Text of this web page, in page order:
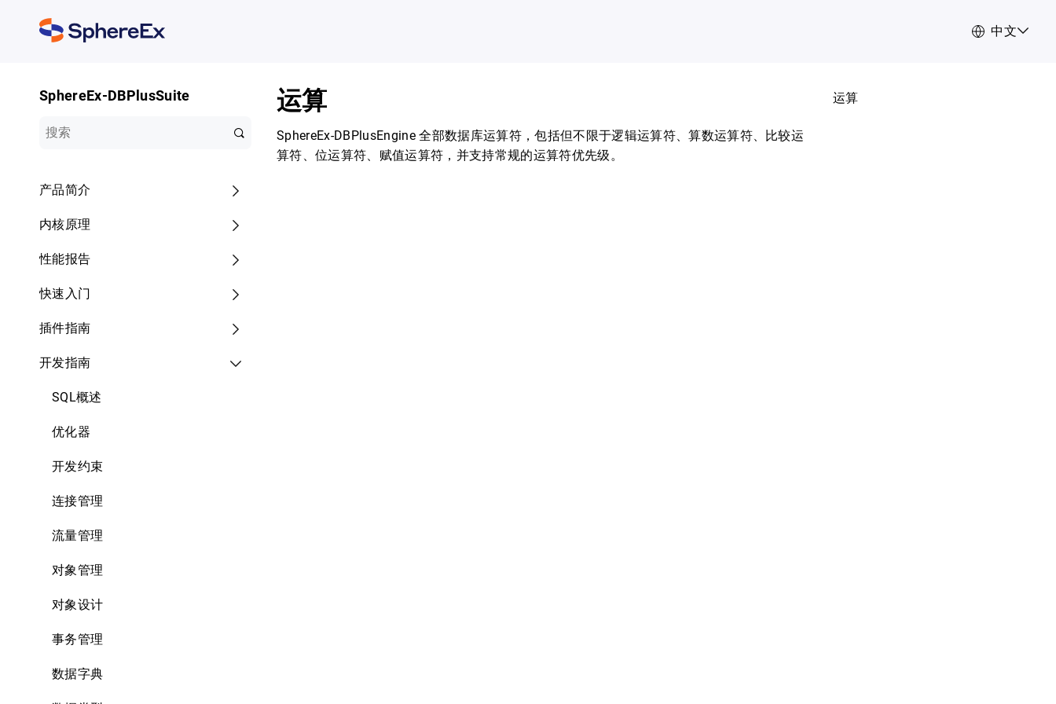
中文
SphereEx-DBPlusSuite
产品简介
内核原理
性能报告
快速入门
插件指南
开发指南
SQL概述
优化器
开发约束
连接管理
流量管理
对象管理
对象设计
事务管理
数据字典
运算
SphereEx-DBPlusEngine 全部数据库运算符，包括但不限于逻辑运算符、算数运算符、比较运
算符、位运算符、赋值运算符，并支持常规的运算符优先级。
运算